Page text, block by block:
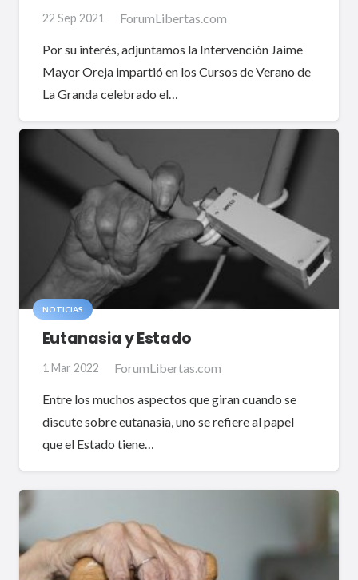
22 Sep 2021 ForumLibertas.com
Por su interés, adjuntamos la Intervención Jaime
Mayor Oreja impartió en los Cursos de Verano de
La Granda celebrado el…
NOTICIAS
Eutanasia y Estado
1 Mar 2022 ForumLibertas.com
Entre los muchos aspectos que giran cuando se
discute sobre eutanasia, uno se refiere al papel
que el Estado tiene…